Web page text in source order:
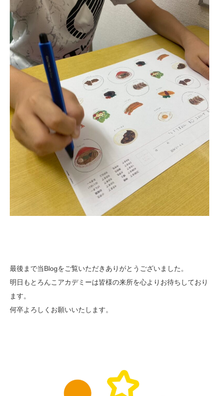
最後まで当Blogをご覧いただきありがとうございました。
明日もとろんこアカデミーは皆様の来所を心よりお待ちしており
ます。
何卒よろしくお願いいたします。